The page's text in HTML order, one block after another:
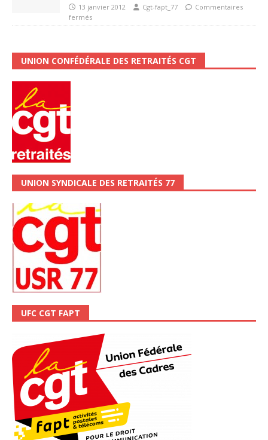
13 janvier 2012 Cgt-fapt_77
Commentaires
fermés
UNION CONFÉDÉRALE DES RETRAITÉS CGT
UNION SYNDICALE DES RETRAITÉS 77
UFC CGT FAPT